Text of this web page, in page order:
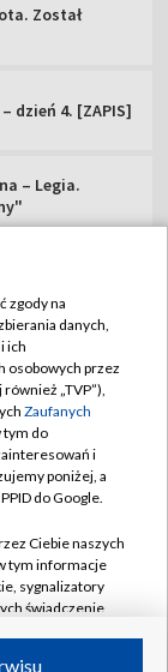
Został
dzień 4. [ZAPIS]
– Legia.
w likwidacji
zgody na
danych,
ich
osobowych przez
„TVP”),
Zaufanych
tym do
i
poniżej, a
do Google.
Ciebie naszych
tym informacje
sygnalizatory
świadczenie